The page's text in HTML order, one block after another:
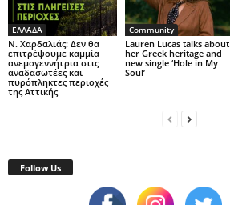
ΕΛΛΑΔΑ
Ν. Χαρδαλιάς: Δεν θα
επιτρέψουμε καμμία
ανεμογεννήτρια στις
αναδασωτέες και
πυρόπληκτες περιοχές
της Αττικής
Community
Lauren Lucas talks about
her Greek heritage and
new single ‘Hole in My
Soul’
Follow Us